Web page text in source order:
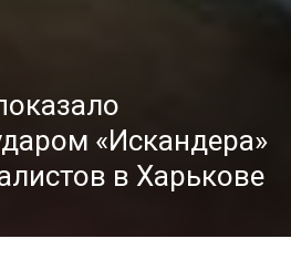
«Искандера»
в Харькове